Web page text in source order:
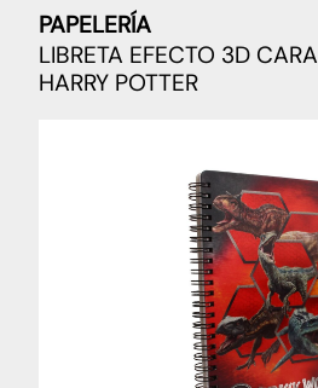
PAPELERÍA
LIBRETA EFECTO 3D CARA
HARRY POTTER